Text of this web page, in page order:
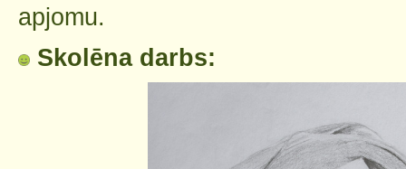
apjomu.
Skolēna darbs: